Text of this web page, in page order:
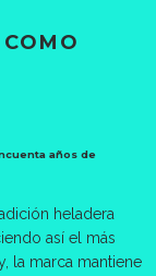
años de
heladera
así el más
la marca mantiene